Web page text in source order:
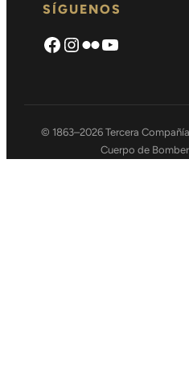
SÍGUENOS
Facebook
Instagram
Flickrhttps://
© 1863–2026 Tercera
Cuerpo de